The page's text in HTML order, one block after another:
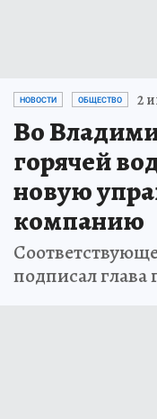
НОВОСТИ ОБЩЕСТВО 2
Во
горячей
новую
компанию
подписал глава